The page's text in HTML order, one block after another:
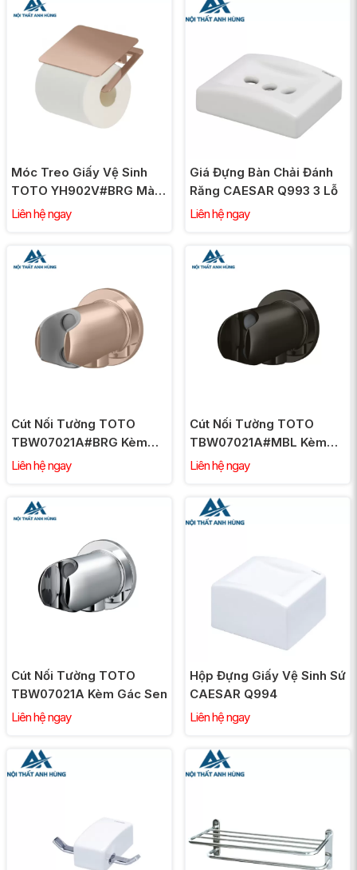
Móc Treo Giấy Vệ Sinh
TOTO YH902V#BRG Màu
Vàng Hồng
Liên hệ ngay
Giá Đựng Bàn Chải Đánh
Răng CAESAR Q993 3 Lỗ
Liên hệ ngay
Cút Nối Tường TOTO
TBW07021A#BRG Kèm
Gác Sen Màu Vàng Hồng
Liên hệ ngay
Cút Nối Tường TOTO
TBW07021A#MBL Kèm
Gác Sen Màu Đen Mờ
Liên hệ ngay
Cút Nối Tường TOTO
TBW07021A Kèm Gác Sen
Liên hệ ngay
Hộp Đựng Giấy Vệ Sinh Sứ
CAESAR Q994
Liên hệ ngay